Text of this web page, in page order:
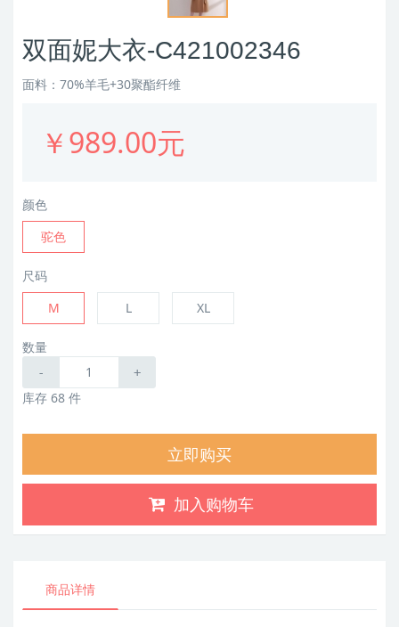
双面妮大衣-C421002346
面料：70%羊毛+30聚酯纤维
￥989.00元
颜色
驼色
尺码
M
L XL
数量
- +
库存 68 件
立即购买
加入购物车
商品详情